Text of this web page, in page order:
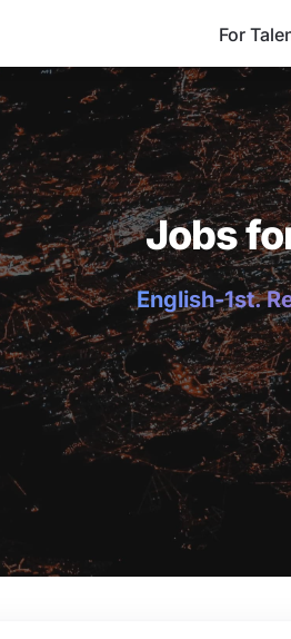
For
Jobs
English-1st.